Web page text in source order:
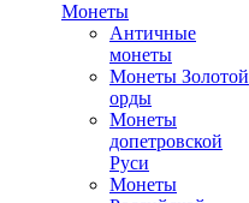
Монеты
Античные
монеты
Монеты Золотой
орды
Монеты
допетровской
Руси
Монеты